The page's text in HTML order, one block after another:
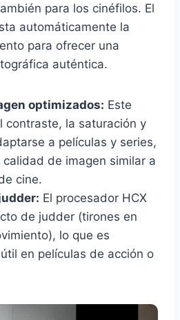
para los cinéfilos. El
automáticamente la
para ofrecer una
auténtica.
optimizados: Este
contraste, la saturación y
a películas y series,
de imagen similar a
cine.
El procesador HCX
de judder (tirones en
lo que es
en películas de acción o